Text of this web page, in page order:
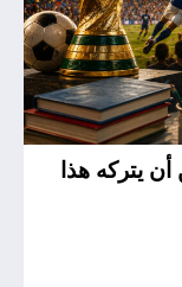
يتركه هذا